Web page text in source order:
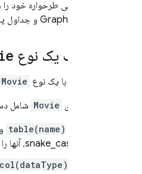
کنید. وقتی طرحواره خود
تعریف یک نوع
می‌توانید با یک نوع Movie
طرحواره‌ی Movie شامل
snake_case، آنها را تولید می‌کند.